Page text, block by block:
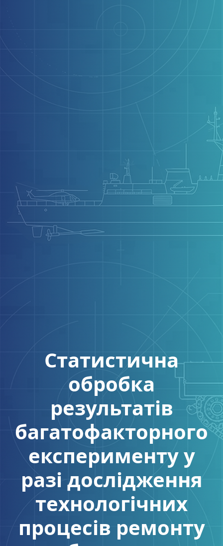
Статистична
обробка
результатів
багатофакторного
експерименту у
разі дослідження
технологічних
процесів ремонту